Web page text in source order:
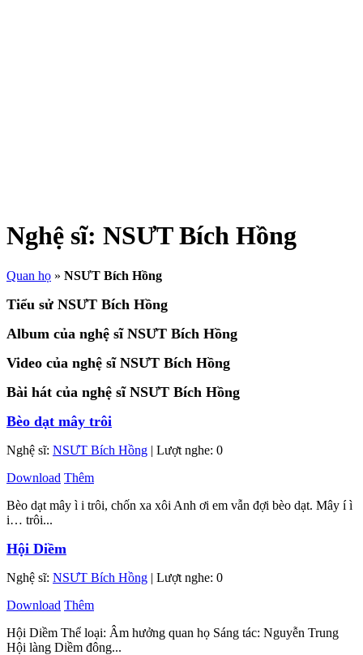
Nghệ sĩ: NSƯT Bích Hồng
Quan họ » NSƯT Bích Hồng
Tiểu sử NSƯT Bích Hồng
Album của nghệ sĩ NSƯT Bích Hồng
Video của nghệ sĩ NSƯT Bích Hồng
Bài hát của nghệ sĩ NSƯT Bích Hồng
Bèo dạt mây trôi
Nghệ sĩ: NSƯT Bích Hồng | Lượt nghe: 0
Download Thêm
Bèo dạt mây ì i trôi, chốn xa xôi Anh ơi em vẫn đợi bèo dạt. Mây í ì
i… trôi...
Hội Diềm
Nghệ sĩ: NSƯT Bích Hồng | Lượt nghe: 0
Download Thêm
Hội Diềm Thể loại: Âm hưởng quan họ Sáng tác: Nguyễn Trung
Hội làng Diềm đông...